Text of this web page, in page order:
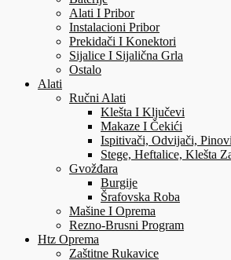
Alati I Pribor
Instalacioni Pribor
Prekidači I Konektori
Sijalice I Sijalična Grla
Ostalo
Alati
Ručni Alati
Klešta I Ključevi
Makaze I Čekići
Ispitivači, Odvijači,
Stege, Heftalice, Klešta
Gvožđara
Burgije
Šrafovska Roba
Mašine I Oprema
Rezno-Brusni Program
Htz Oprema
Zaštitne Rukavice